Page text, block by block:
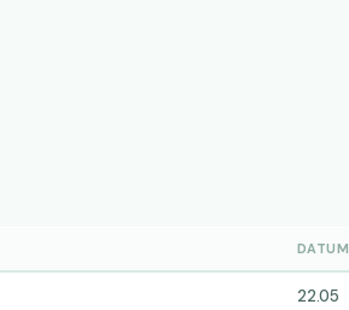
DATUM
22.05